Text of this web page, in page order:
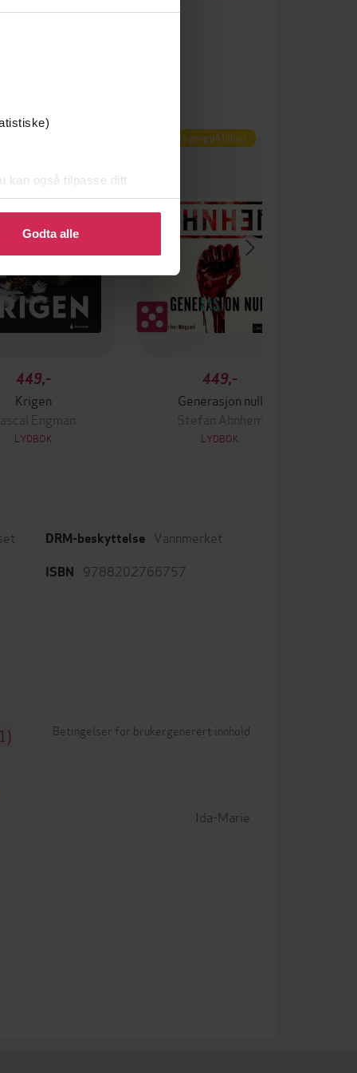
kan også tilpasse ditt
eller endre ditt samtykke.
Godta alle
449,-
Krigen
Engman
LYDBOK
Første gang på tilbud
449,-
Generasjon null
Stefan Ahnhem
LYDBOK
DRM-beskyttelse Vannmerket
ISBN 9788202766757
Betingelser for brukergenerert innhold
Ida-Marie